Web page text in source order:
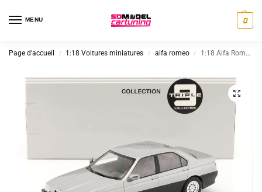
MENU 0
Page d'accueil / 1:18 Voitures miniatures / alfa romeo / 1:18 Alfa Romeo 164 Q4 -1994 - Argent